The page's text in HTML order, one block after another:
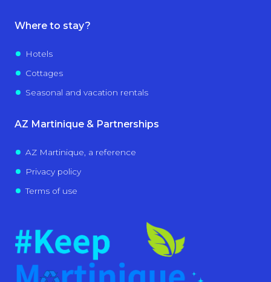
Where to stay?
Hotels
Cottages
Seasonal and vacation rentals
AZ Martinique & Partnerships
AZ Martinique, a reference
Privacy policy
Terms of use